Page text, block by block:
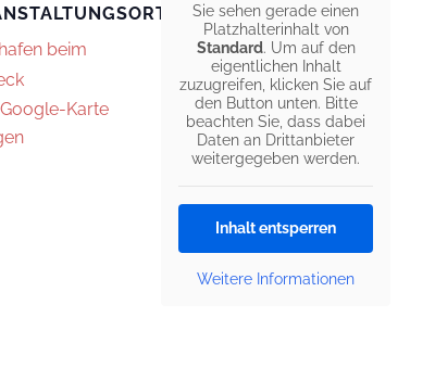
beim
Google-Karte
Sie sehen gerade einen
Platzhalterinhalt von
Standard. Um auf den
eigentlichen Inhalt
zuzugreifen, klicken Sie auf
den Button unten. Bitte
beachten Sie, dass dabei
Daten an Drittanbieter
weitergegeben werden.
Inhalt entsperren
Weitere Informationen